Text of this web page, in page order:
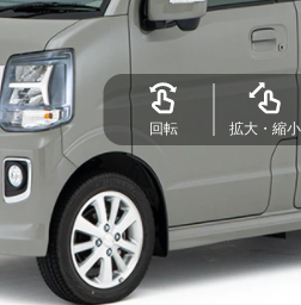
回転 拡大・縮小